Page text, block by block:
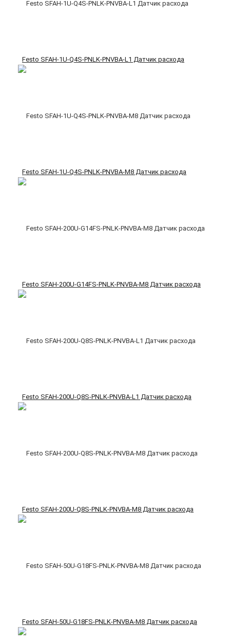
Festo SFAH-1U-Q4S-PNLK-PNVBA-L1 Датчик расхода
Festo SFAH-1U-Q4S-PNLK-PNVBA-M8 Датчик расхода
Festo SFAH-200U-G14FS-PNLK-PNVBA-M8 Датчик расхода
Festo SFAH-200U-Q8S-PNLK-PNVBA-L1 Датчик расхода
Festo SFAH-200U-Q8S-PNLK-PNVBA-M8 Датчик расхода
Festo SFAH-50U-G18FS-PNLK-PNVBA-M8 Датчик расхода